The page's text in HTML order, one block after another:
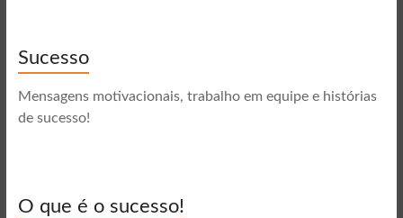
Sucesso
Mensagens motivacionais, trabalho em equipe e histórias
de sucesso!
O que é o sucesso!